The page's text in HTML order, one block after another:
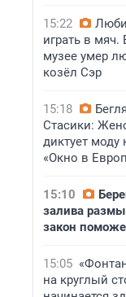
15:22
играть в мяч.
музее умер
козёл Сэр
15:18
Стасики:
диктует моду
«Окно в
15:10
залива
закон
15:05
на круглый